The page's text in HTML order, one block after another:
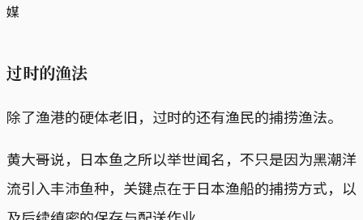
媒
过时的渔法
除了渔港的硬体老旧，过时的还有渔民的捕捞渔法。
黄大哥说，日本鱼之所以举世闻名，不只是因为黑潮洋
流引入丰沛鱼种，关键点在于日本渔船的捕捞方式，以